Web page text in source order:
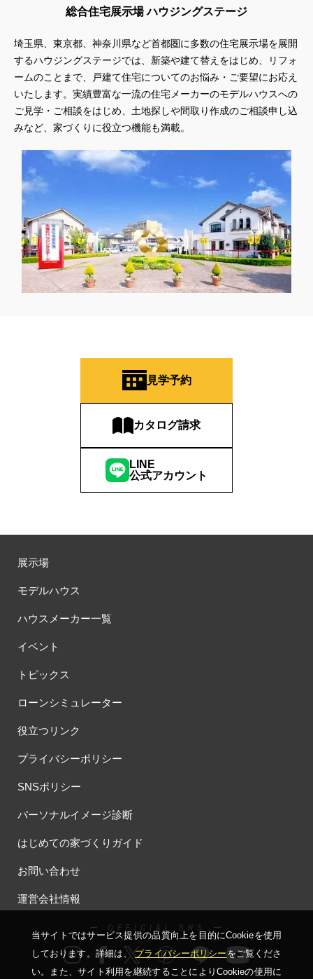
総合住宅展示場 ハウジングステージ
埼玉県、東京都、神奈川県など首都圏に多数の住宅展示場を展開
するハウジングステージでは、新築や建て替えをはじめ、リフォ
ームのことまで、戸建て住宅についてのお悩み・ご要望にお応え
いたします。実績豊富な一流の住宅メーカーのモデルハウスへの
ご見学・ご相談をはじめ、土地探しや間取り作成のご相談申し込
みなど、家づくりに役立つ機能も満載。
見学予約
カタログ請求
LINE
公式アカウント
展示場
モデルハウス
ハウスメーカー一覧
イベント
トピックス
ローンシミュレーター
役立つリンク
プライバシーポリシー
SNSポリシー
パーソナルイメージ診断
はじめての家づくりガイド
お問い合わせ
運営会社情報
ー OFFICIAL SNS ー
当サイトではサービス提供の品質向上を⽬的にCookieを使⽤
しております。詳細は、プライバシーポリシーをご覧くださ
い。
また、サイト利⽤を継続することによりCookieの使⽤に